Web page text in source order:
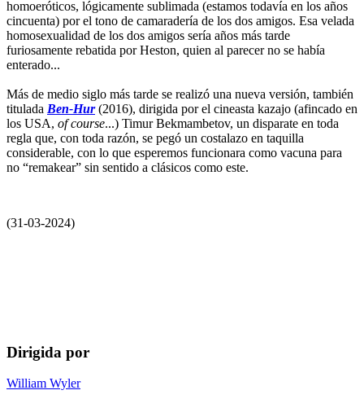
homoeróticos, lógicamente sublimada (estamos todavía en los años
cincuenta) por el tono de camaradería de los dos amigos. Esa velada
homosexualidad de los dos amigos sería años más tarde
furiosamente rebatida por Heston, quien al parecer no se había
enterado...
Más de medio siglo más tarde se realizó una nueva versión, también
titulada Ben-Hur(2016), dirigida por el cineasta kazajo (afincado en
los USA, of course...) Timur Bekmambetov, un disparate en toda
regla que, con toda razón, se pegó un costalazo en taquilla
considerable, con lo que esperemos funcionara como vacuna para
no “remakear” sin sentido a clásicos como este.
(31-03-2024)
Dirigida por
William Wyler